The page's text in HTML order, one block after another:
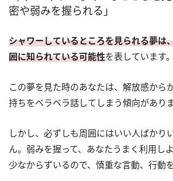
密や弱みを握られる」
シャワーしているところを見られる夢は
囲に知られている可能性を表しています。
この夢を見た時のあなたは、解放感から
持ちをベラベラ話してしまう傾向がありま
しかし、必ずしも周囲にはいい人ばかり
ん。弱みを握って、あなたうまく利用し
少なからずいるので、慎重な言動、行動